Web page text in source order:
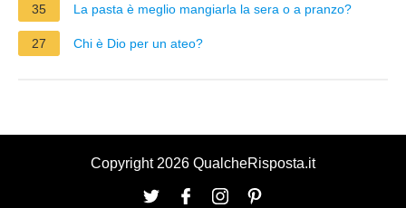
35 La pasta è meglio mangiarla la sera o a pranzo?
27 Chi è Dio per un ateo?
Copyright 2026 QualcheRisposta.it